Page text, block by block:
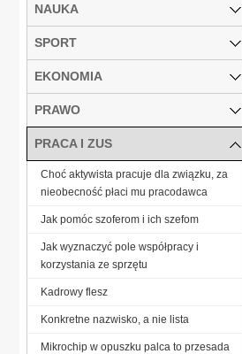
NAUKA
SPORT
EKONOMIA
PRAWO
PRACA I ZUS
Choć aktywista pracuje dla związku, za
nieobecność płaci mu pracodawca
Jak pomóc szoferom i ich szefom
Jak wyznaczyć pole współpracy i
korzystania ze sprzętu
Kadrowy flesz
Konkretne nazwisko, a nie lista
Mikrochip w opuszku palca to przesada